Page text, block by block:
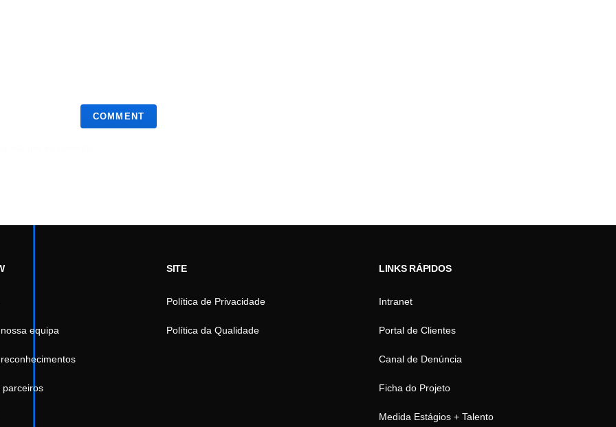
equipa
parceiros
SITE
Política de Privacidade
Política da Qualidade
LINKS RÁPIDOS
Intranet
Portal de Clientes
Canal de Denúncia
Ficha do Projeto
Medida Estágios + Talento